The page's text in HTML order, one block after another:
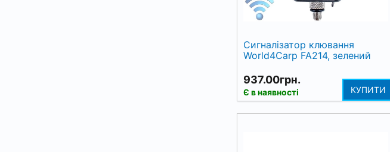
Сигналізатор клювання
World4Carp FA214, зелений
937.00грн.
Є в наявності КУПИТИ